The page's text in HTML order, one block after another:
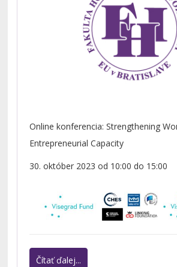
Online konferencia: Strengthening
Entrepreneurial Capacity
30. október 2023 od 10:00 do 15:00
Čítať ďalej...